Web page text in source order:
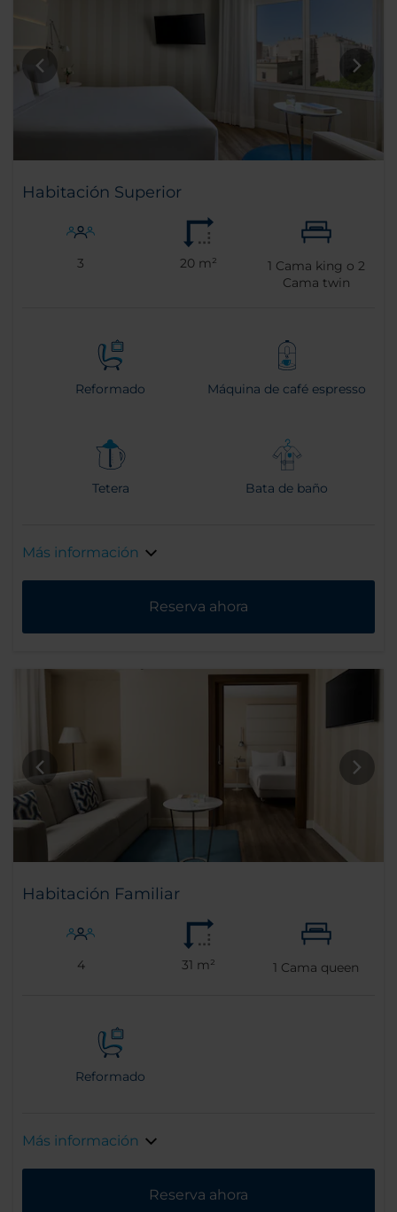
Habitación Superior
3 20 m² 1 Cama king o 2
Cama twin
Reformado Máquina de café espresso
Tetera Bata de baño
Más información
Reserva ahora
Habitación Familiar
4 31 m² 1 Cama queen
Reformado
Más información
Reserva ahora